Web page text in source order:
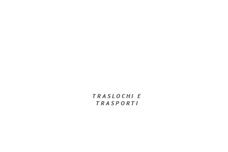
TRASLOCHI E
TRASPORTI​